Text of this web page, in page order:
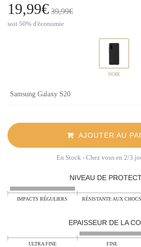
19,99€ 39,99€
soit 50% d'économie
NOIR
AJOUTER AU
En Stock - Chez vous en 2/3
NIVEAU DE
IMPACTS RÉGULIERS RÉSISTANTE AUX CHOCS
EPAISSEUR DE LA
ULTRA FINE FINE